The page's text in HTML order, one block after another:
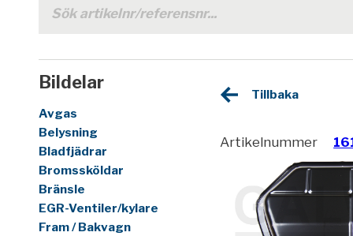
Bildelar
Avgas
Belysning
Bladfjädrar
Bromssköldar
Bränsle
EGR-Ventiler/kylare
Fram / Bakvagn
Tillbaka
Artikelnummer